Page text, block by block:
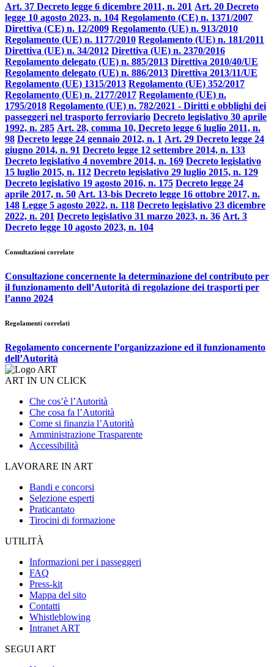
Art. 37 Decreto legge 6 dicembre 2011, n. 201 Art. 20 Decreto
legge 10 agosto 2023, n. 104 Regolamento (CE) n. 1371/2007
Direttiva (CE) n. 12/2009 Regolamento (UE) n. 913/2010
Regolamento (UE) n. 1177/2010 Regolamento (UE) n. 181/2011
Direttiva (UE) n. 34/2012 Direttiva (UE) n. 2370/2016
Regolamento delegato (UE) n. 885/2013 Direttiva 2010/40/UE
Regolamento delegato (UE) n. 886/2013 Direttiva 2013/11/UE
Regolamento (UE) 1315/2013 Regolamento (UE) 352/2017
Regolamento (UE) n. 2177/2017 Regolamento (UE) n.
1795/2018 Regolamento (UE) n. 782/2021 - Diritti e obblighi dei
passeggeri nel trasporto ferroviario Decreto legislativo 30 aprile
1992, n. 285 Art. 28, comma 10, Decreto legge 6 luglio 2011, n.
98 Decreto legge 24 gennaio 2012, n. 1 Art. 29 Decreto legge 24
giugno 2014, n. 91 Decreto legge 12 settembre 2014, n. 133
Decreto legislativo 4 novembre 2014, n. 169 Decreto legislativo
15 luglio 2015, n. 112 Decreto legislativo 29 luglio 2015, n. 129
Decreto legislativo 19 agosto 2016, n. 175 Decreto legge 24
aprile 2017, n. 50 Art. 13-bis Decreto legge 16 ottobre 2017, n.
148 Legge 5 agosto 2022, n. 118 Decreto legislativo 23 dicembre
2022, n. 201 Decreto legislativo 31 marzo 2023, n. 36 Art. 3
Decreto legge 10 agosto 2023, n. 104
Consultazioni correlate
Consultazione concernente la determinazione del contributo per
il funzionamento dell’Autorità di regolazione dei trasporti per
l’anno 2024
Regolamenti correlati
Regolamento concernente l’organizzazione ed il funzionamento
dell’Autorità
ART IN UN CLICK
Che cos’è l’Autorità
Che cosa fa l’Autorità
Come si finanzia l’Autorità
Amministrazione Trasparente
Accessibilità
LAVORARE IN ART
Bandi e concorsi
Selezione esperti
Praticantato
Tirocini di formazione
UTILITÀ
Informazioni per i passeggeri
FAQ
Press-kit
Mappa del sito
Contatti
Whistleblowing
Intranet ART
SEGUI ART